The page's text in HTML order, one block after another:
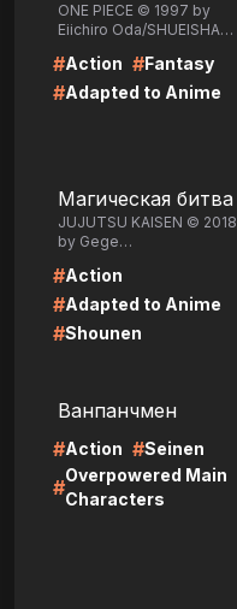
ONE PIECE © 1997 by
Eiichiro Oda/SHUEISHA
#Action #Fantasy
#Adapted to Anime
Магическая битва
JUJUTSU KAISEN © 2018
by Gege
#Action
#Adapted to Anime
#Shounen
Ванпанчмен
#Action #Seinen
#
Overpowered Main
Characters